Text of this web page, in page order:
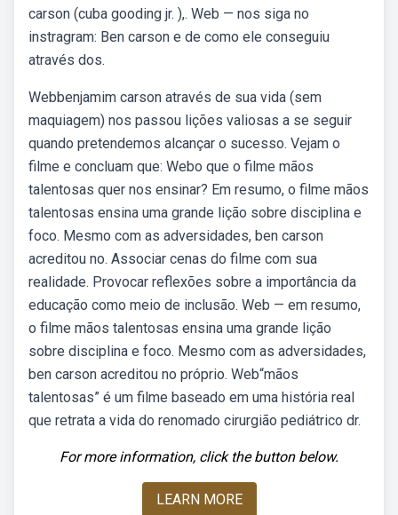
carson (cuba gooding jr. ),. Web — nos siga no
instragram: Ben carson e de como ele conseguiu
através dos.
Webbenjamim carson através de sua vida (sem
maquiagem) nos passou lições valiosas a se seguir
quando pretendemos alcançar o sucesso. Vejam o
filme e concluam que: Webo que o filme mãos
talentosas quer nos ensinar? Em resumo, o filme mãos
talentosas ensina uma grande lição sobre disciplina e
foco. Mesmo com as adversidades, ben carson
acreditou no. Associar cenas do filme com sua
realidade. Provocar reflexões sobre a importância da
educação como meio de inclusão. Web — em resumo,
o filme mãos talentosas ensina uma grande lição
sobre disciplina e foco. Mesmo com as adversidades,
ben carson acreditou no próprio. Web“mãos
talentosas” é um filme baseado em uma história real
que retrata a vida do renomado cirurgião pediátrico dr.
For more information, click the button below.
LEARN MORE